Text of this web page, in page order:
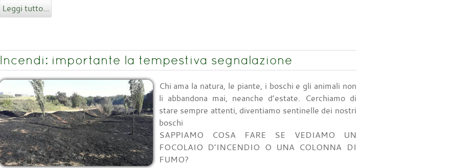
Leggi tutto...
Incendi: importante la tempestiva segnalazione
Chi ama la natura, le piante, i boschi e gli animali non
li abbandona mai, neanche d’estate. Cerchiamo di
stare sempre attenti, diventiamo sentinelle dei nostri
boschi
SAPPIAMO COSA FARE SE VEDIAMO UN
FOCOLAIO D’INCENDIO O UNA COLONNA DI
FUMO?